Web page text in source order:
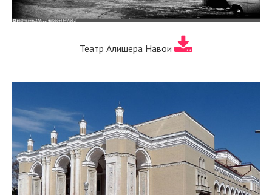
Театр Алишера Навои